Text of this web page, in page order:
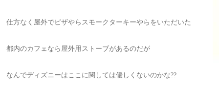
仕方なく屋外でピザやらスモークターキーやらをいただいた
都内のカフェなら屋外用ストーブがあるのだが
なんでディズニーはここに関しては優しくないのかな??